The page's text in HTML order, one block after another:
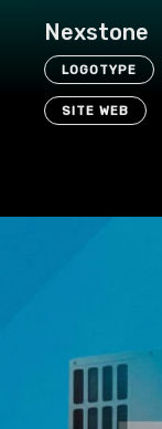
Nexstone
LOGOTYPE
SITE WEB